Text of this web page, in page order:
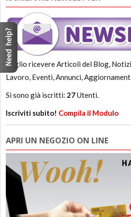
Voglio ricevere Articoli del Blog,
Lavoro, Eventi, Annunci,
Si sono già iscritti: 27Utenti.
Iscriviti subito! Compila il Modulo
APRI UN NEGOZIO ON LINE